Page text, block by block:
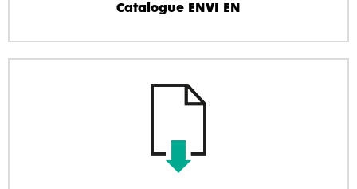
Catalogue ENVI EN